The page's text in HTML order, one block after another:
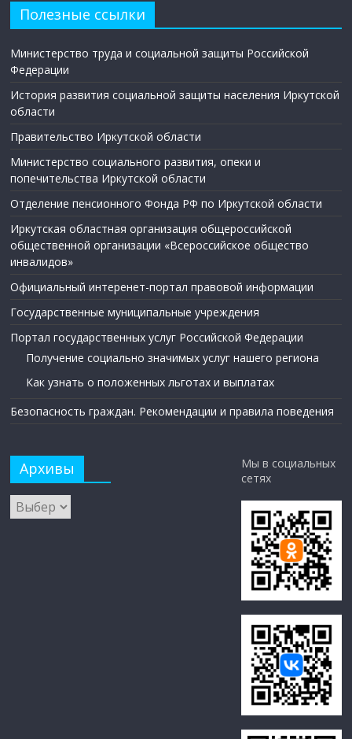
Полезные ссылки
Министерство труда и социальной защиты Российской
Федерации
История развития социальной защиты населения Иркутской
области
Правительство Иркутской области
Министерство социального развития, опеки и
попечительства Иркутской области
Отделение пенсионного Фонда РФ по Иркутской области
Иркутская областная организация общероссийской
общественной организации «Всероссийское общество
инвалидов»
Официальный интеренет-портал правовой информации
Государственные муниципальные учреждения
Портал государственных услуг Российской Федерации
Получение социально значимых услуг нашего региона
Как узнать о положенных льготах и выплатах
Безопасность граждан. Рекомендации и правила поведения
Архивы
Мы в социальных
сетях